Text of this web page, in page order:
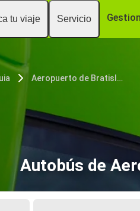
tu viaje Servicio
Aeropuerto de Bratislava
Autobús de